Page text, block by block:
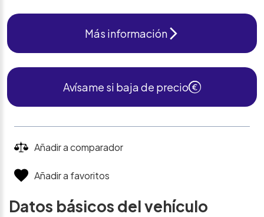
Más información
Avísame si baja de precio
Añadir a comparador
Añadir a favoritos
Datos básicos del vehículo